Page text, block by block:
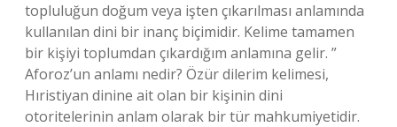
topluluğun doğum veya işten çıkarılması anlamında
kullanılan dini bir inanç biçimidir. Kelime tamamen
bir kişiyi toplumdan çıkardığım anlamına gelir. ”
Aforoz’un anlamı nedir? Özür dilerim kelimesi,
Hıristiyan dinine ait olan bir kişinin dini
otoritelerinin anlam olarak bir tür mahkumiyetidir.